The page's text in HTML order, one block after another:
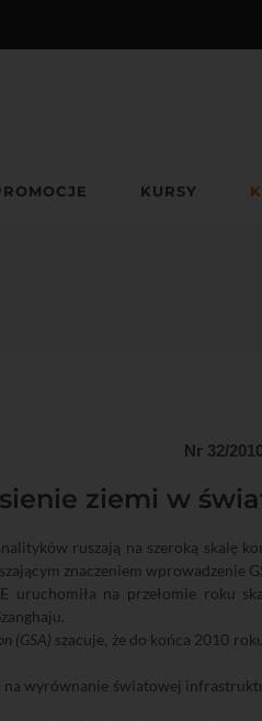
KURSY
Nr 32/
ziemi w
ruszają na szeroką skalę
znaczeniem wprowadzenie
uruchomiła na przełomie roku
(GSA) szacuje, że do końca 2010
na wyrównanie światowej